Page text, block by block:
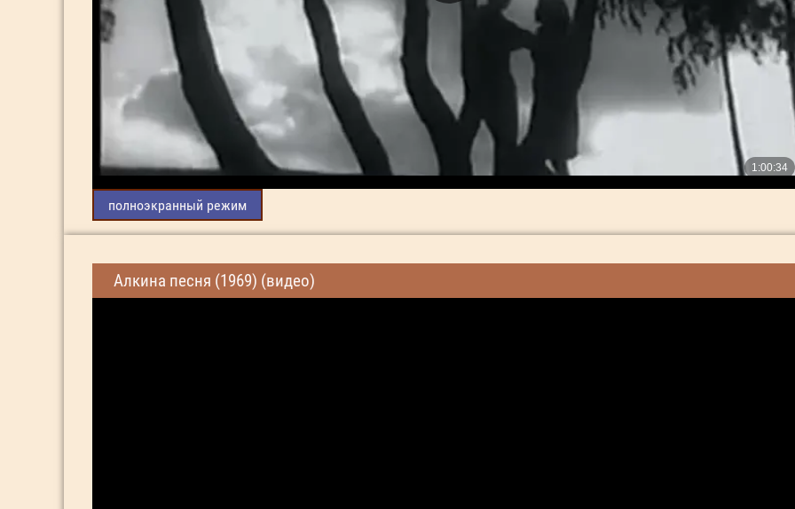
полноэкранный режим
Алкина песня (1969) (видео)